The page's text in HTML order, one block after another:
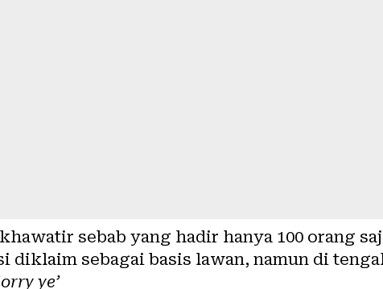
sebab yang hadir hanya 100 orang
diklaim sebagai basis lawan, namun di
ye’